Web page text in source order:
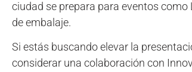
ciudad se prepara para eventos
de embalaje.
Si estás buscando elevar la
considerar una colaboración con